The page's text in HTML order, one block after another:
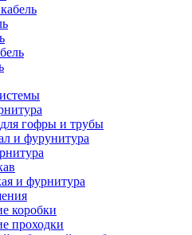
гофры и трубы
и фурунитура
и фурнитура
коробки
проходки